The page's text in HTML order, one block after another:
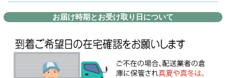
お届け時期とお受け取り日について